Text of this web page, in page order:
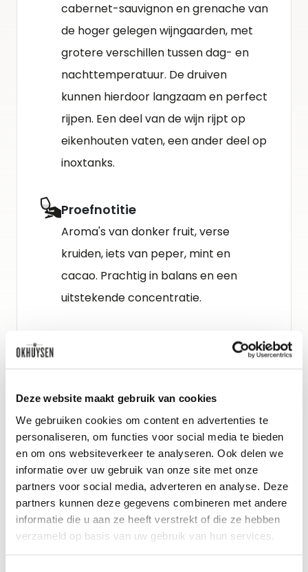
Deze website maakt gebruik van cookies
We gebruiken cookies om content en advertenties te
personaliseren, om functies voor social media te bieden
en om ons websiteverkeer te analyseren. Ook delen we
informatie over uw gebruik van onze site met onze
partners voor social media, adverteren en analyse. Deze
partners kunnen deze gegevens combineren met andere
informatie die u aan ze heeft verstrekt of die ze hebben
verzameld op basis van uw gebruik van hun services.
cabernet-sauvignon en grenache van
de hoger gelegen wijngaarden, met
grotere verschillen tussen dag- en
nachttemperatuur. De druiven
kunnen hierdoor langzaam en perfect
rijpen. Een deel van de wijn rijpt op
eikenhouten vaten, een ander deel op
inoxtanks.
Proefnotitie
Aroma's van donker fruit, verse
kruiden, iets van peper, mint en
cacao. Prachtig in balans en een
uitstekende concentratie.
Nieuws & inspiratie in Vineé Vineuse